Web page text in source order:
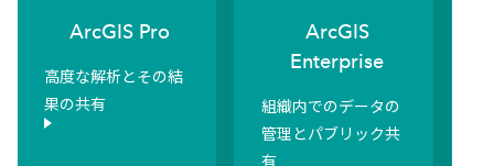
ArcGIS Pro
高度な解析とその結
果の共有
ArcGIS
Enterprise
組織内でのデータの
管理とパブリック共
有